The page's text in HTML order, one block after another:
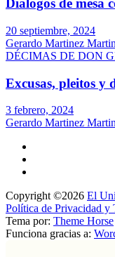
Diálogos de mesa
20 septiembre, 2024
Gerardo Martinez
DÉCIMAS DE DON
Excusas, pleitos y
3 febrero, 2024
Gerardo Martinez
Copyright ©2026 El
Política de Privacidad y
Tema por: Theme Horse
Funciona gracias a: